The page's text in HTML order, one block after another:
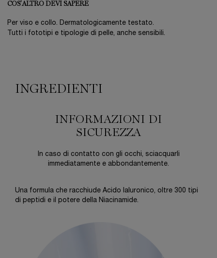
COS'ALTRO DEVI SAPERE
Per viso e collo. Dermatologicamente testato.
Tutti i fototipi e tipologie di pelle, anche sensibili.
INGREDIENTI
INFORMAZIONI DI
SICUREZZA
In caso di contatto con gli occhi, sciacquarli
immediatamente e abbondantemente.
Una formula che racchiude Acido Ialuronico, oltre 300 tipi
di peptidi e il potere della Niacinamide.